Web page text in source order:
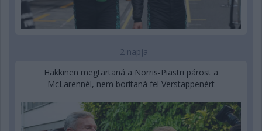
2 napja
Hakkinen megtartaná a Norris-Piastri párost a
McLarennél, nem borítaná fel Verstappenért